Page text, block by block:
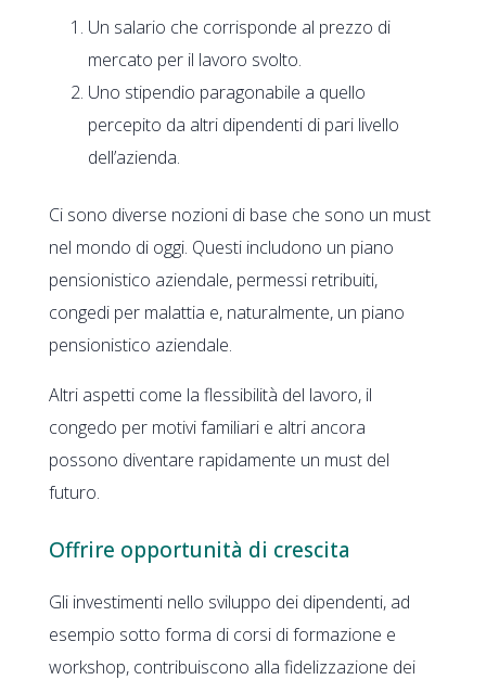
Un salario che corrisponde al prezzo di
mercato per il lavoro svolto.
Uno stipendio paragonabile a quello
percepito da altri dipendenti di pari livello
dell’azienda.
Ci sono diverse nozioni di base che sono un must
nel mondo di oggi. Questi includono un piano
pensionistico aziendale, permessi retribuiti,
congedi per malattia e, naturalmente, un piano
pensionistico aziendale.
Altri aspetti come la flessibilità del lavoro, il
congedo per motivi familiari e altri ancora
possono diventare rapidamente un must del
futuro.
Offrire opportunità di crescita
Gli investimenti nello sviluppo dei dipendenti, ad
esempio sotto forma di corsi di formazione e
workshop, contribuiscono alla fidelizzazione dei